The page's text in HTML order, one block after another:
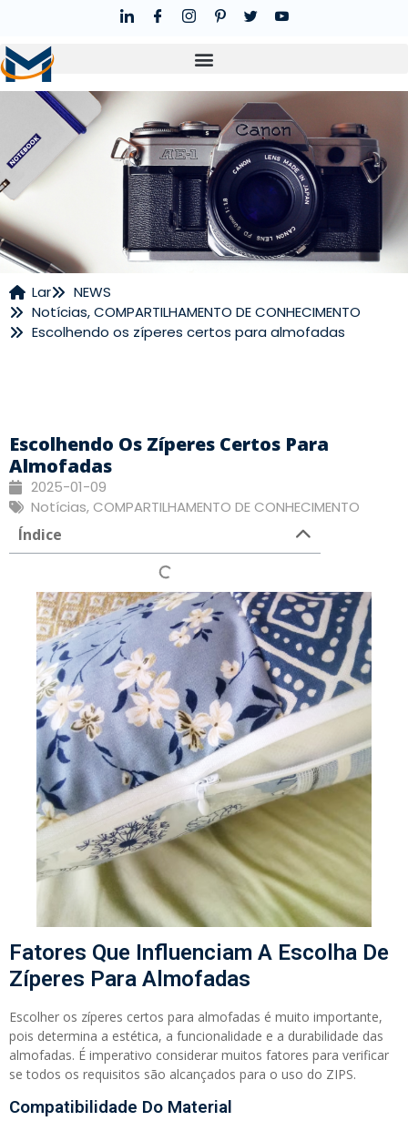
NOTÍCIAS
Lar
NEWS
Notícias,COMPARTILHAMENTO DE CONHECIMENTO
Escolhendo os zíperes certos para almofadas
Escolhendo Os Zíperes Certos Para
Almofadas
2025-01-09
Notícias, COMPARTILHAMENTO DE CONHECIMENTO
Índice
Fatores Que Influenciam A Escolha De
Zíperes Para Almofadas
Escolher os zíperes certos para almofadas é muito importante,
pois determina a estética, a funcionalidade e a durabilidade das
almofadas. É imperativo considerar muitos fatores para verificar
se todos os requisitos são alcançados para o uso do ZIPS.
Compatibilidade Do Material